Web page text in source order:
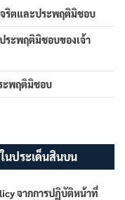
จริตและประพฤติมิชอบ
ระพฤติมิชอบของเจ้า
ะพฤติมิชอบ
นประเด็นสินบน
จากการปฏิบัติหน้าที่